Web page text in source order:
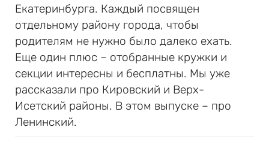
Екатеринбурга. Каждый посвящен
отдельному району города, чтобы
родителям не нужно было далеко ехать.
Еще один плюс – отобранные кружки и
секции интересны и бесплатны. Мы уже
рассказали про Кировский и Верх-
Исетский районы. В этом выпуске – про
Ленинский.